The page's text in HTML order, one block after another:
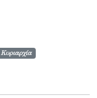
Κυριαρχία